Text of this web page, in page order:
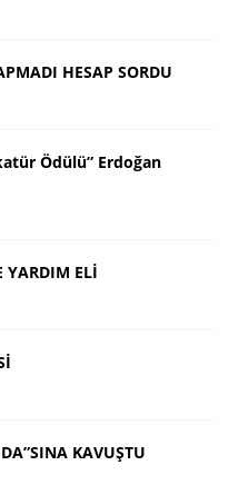
HESAP SORDU
Ödülü” Erdoğan
YARDIM ELİ
KAVUŞTU